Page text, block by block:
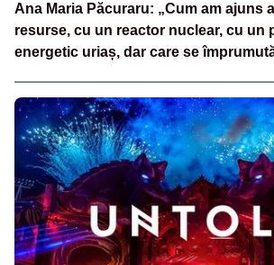
Ana Maria Păcuraru: „Cum am ajuns
resurse, cu un reactor nuclear, cu un
energetic uriaș, dar care se